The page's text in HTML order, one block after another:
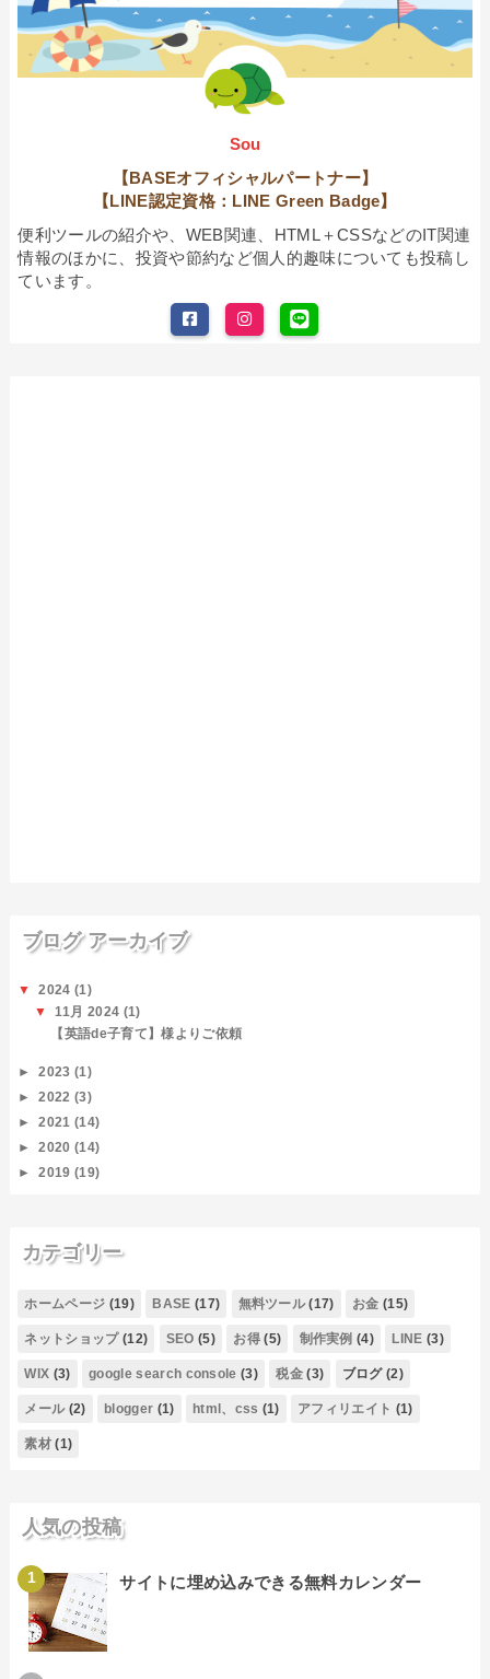
Sou
【BASEオフィシャルパートナー】
【LINE認定資格：LINE Green Badge】
便利ツールの紹介や、WEB関連、HTML＋CSSなどのIT関連
情報のほかに、投資や節約など個人的趣味についても投稿し
ています。
ブログ アーカイブ
▼2024(1)
▼ 11月 2024 (1)
【英語de子育て】様よりご依頼
►2023(1)
►2022(3)
►2021(14)
►2020(14)
►2019(19)
カテゴリー
ホームページ (19) BASE (17) 無料ツール (17) お金 (15)
ネットショップ (12) SEO (5) お得 (5) 制作実例 (4) LINE (3)
WIX (3) google search console (3) 税金 (3) ブログ (2)
メール (2) blogger (1) html、css (1) アフィリエイト (1)
素材 (1)
人気の投稿
サイトに埋め込みできる無料カレンダー